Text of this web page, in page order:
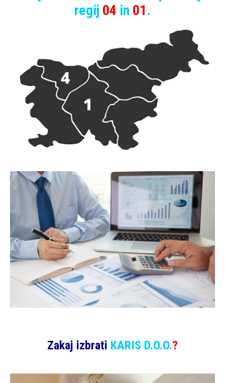
regij 04 in 01.
Zakaj izbrati KARIS D.O.O.?